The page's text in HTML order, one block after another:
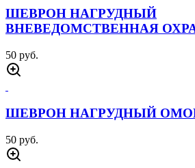
ШЕВРОН НАГРУДНЫЙ
ВНЕВЕДОМСТВЕННАЯ
50 руб.
ШЕВРОН НАГРУДНЫЙ
50 руб.